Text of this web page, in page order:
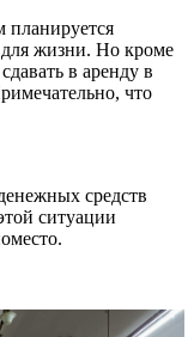
планируется
для жизни. Но кроме
в аренду в
что
средств
ситуации